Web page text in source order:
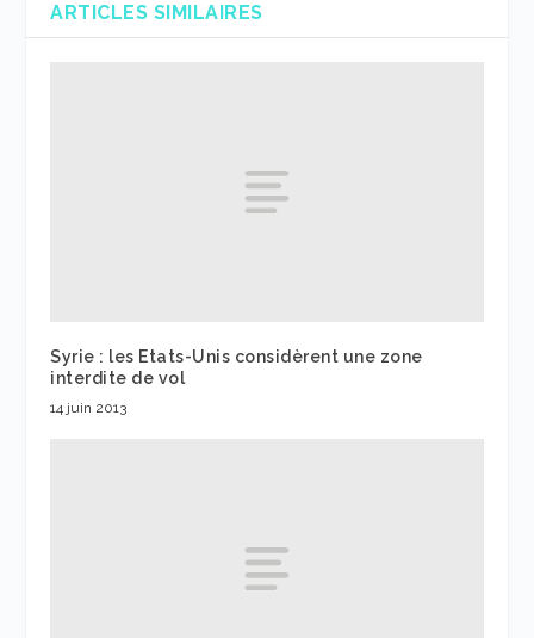
ARTICLES SIMILAIRES
Syrie : les Etats-Unis considèrent une zone
interdite de vol
14 juin 2013